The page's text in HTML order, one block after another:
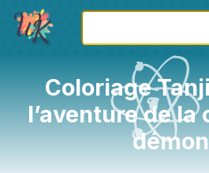
Coloriage
l’aventure de la